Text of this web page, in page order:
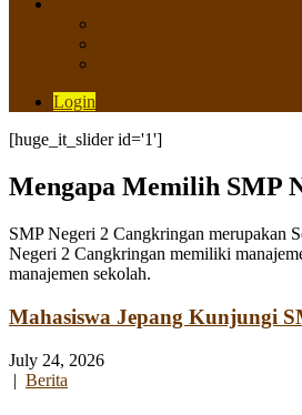
Login
[huge_it_slider id='1']
Mengapa Memilih SMP
SMP Negeri 2 Cangkringan merupakan
Negeri 2 Cangkringan memiliki
manajemen sekolah.
Mahasiswa Jepang Kunjungi
July 24, 2026
| Berita